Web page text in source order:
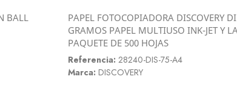
BALL
Vista rápida
PAPEL FOTOCOPIADORA DISCOVERY
GRAMOS PAPEL MULTIUSO INK-JET Y
PAQUETE DE 500 HOJAS
Referencia: 28240-DIS-75-A4
Marca: DISCOVERY